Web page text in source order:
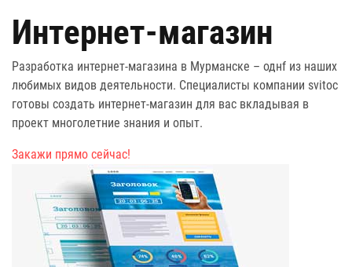
Интернет-магазин
Разработка интернет-магазина в Мурманске – однf из наших
любимых видов деятельности. Специалисты компании svitoc
готовы создать интернет-магазин для вас вкладывая в
проект многолетние знания и опыт.
Закажи прямо сейчас!